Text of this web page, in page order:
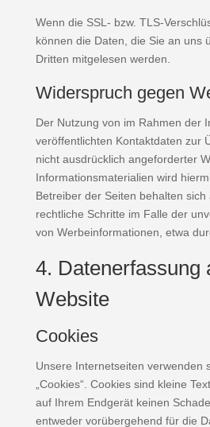
Wenn die SSL- bzw. TLS-
können die Daten, die Sie an uns
Dritten mitgelesen werden.
Widerspruch gegen
Der Nutzung von im Rahmen der
veröffentlichten Kontaktdaten zur
nicht ausdrücklich angeforderter
Informationsmaterialien wird
Betreiber der Seiten behalten sich
rechtliche Schritte im Falle der
von Werbeinformationen, etwa
4. Datenerfassung
Website
Cookies
Unsere Internetseiten verwenden
„Cookies“. Cookies sind kleine
auf Ihrem Endgerät keinen
entweder vorübergehend für die